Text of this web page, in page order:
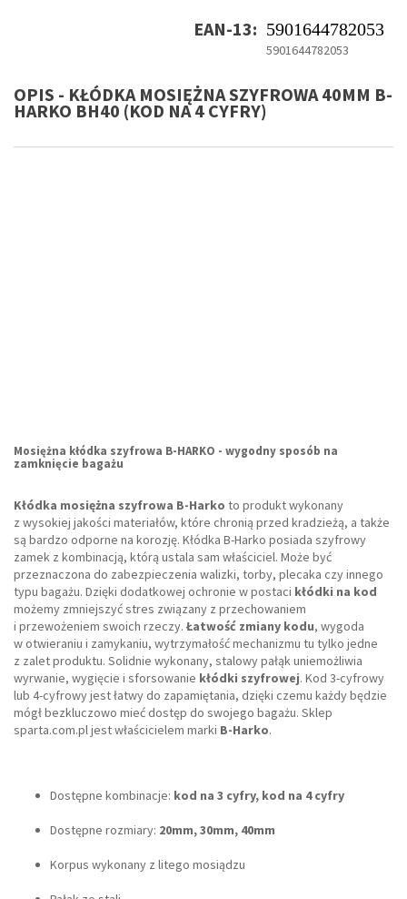
EAN-13: 5901644782053
5901644782053
OPIS - KŁÓDKA MOSIĘŻNA SZYFROWA 40MM B-
HARKO BH40 (KOD NA 4 CYFRY)
Mosiężna kłódka szyfrowa B-HARKO - wygodny sposób na
zamknięcie bagażu
Kłódka mosiężna szyfrowa B-Harko to produkt wykonany
z wysokiej jakości materiałów, które chronią przed kradzieżą, a także
są bardzo odporne na korozję. Kłódka B-Harko posiada szyfrowy
zamek z kombinacją, którą ustala sam właściciel. Może być
przeznaczona do zabezpieczenia walizki, torby, plecaka czy innego
typu bagażu. Dzięki dodatkowej ochronie w postaci kłódki na kod
możemy zmniejszyć stres związany z przechowaniem
i przewożeniem swoich rzeczy. Łatwość zmiany kodu, wygoda
w otwieraniu i zamykaniu, wytrzymałość mechanizmu tu tylko jedne
z zalet produktu. Solidnie wykonany, stalowy pałąk uniemożliwia
wyrwanie, wygięcie i sforsowanie kłódki szyfrowej. Kod 3-cyfrowy
lub 4-cyfrowy jest łatwy do zapamiętania, dzięki czemu każdy będzie
mógł bezkluczowo mieć dostęp do swojego bagażu. Sklep
sparta.com.pl jest właścicielem marki B-Harko.
Dostępne kombinacje: kod na 3 cyfry, kod na 4 cyfry
Dostępne rozmiary: 20mm, 30mm, 40mm
Korpus wykonany z litego mosiądzu